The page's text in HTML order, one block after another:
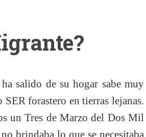
salido de su hogar sabe muy
forastero en tierras lejanas.
un Tres de Marzo del Dos Mil
brindaba lo que se necesitaba